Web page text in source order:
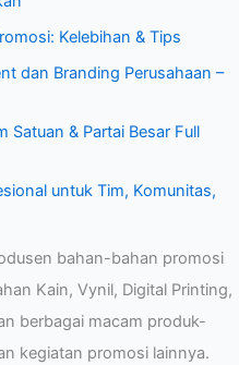
Kelebihan & Tips
dan Branding Perusahaan –
Satuan & Partai Besar Full
untuk Tim, Komunitas,
bahan-bahan promosi
Kain, Vynil, Digital Printing,
berbagai macam produk-
kegiatan promosi lainnya.